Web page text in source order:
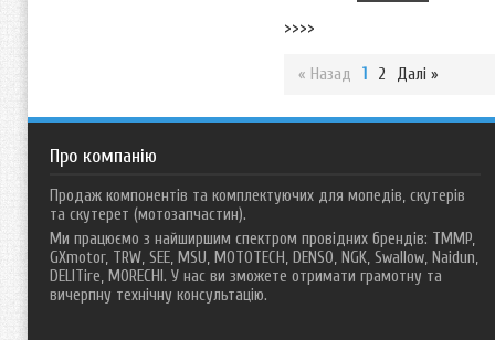
>>>>
« Назад 1 2 Далі »
Про компанію
Продаж компонентів та комплектуючих для мопедів, скутерів
та скутерет (мотозапчастин).
Ми працюємо з найширшим спектром провідних брендів: TMMP,
GXmotor, TRW, SEE, MSU, MOTOTECH, DENSO, NGK, Swallow, Naidun,
DELITire, MORECHI. У нас ви зможете отримати грамотну та
вичерпну технічну консультацію.